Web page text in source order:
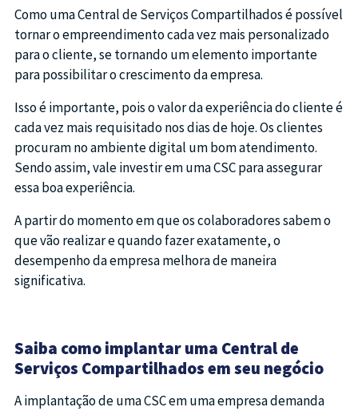
Como uma Central de Serviços Compartilhados é possível
tornar o empreendimento cada vez mais personalizado
para o cliente, se tornando um elemento importante
para possibilitar o crescimento da empresa.
Isso é importante, pois o valor da experiência do cliente é
cada vez mais requisitado nos dias de hoje. Os clientes
procuram no ambiente digital um bom atendimento.
Sendo assim, vale investir em uma CSC para assegurar
essa boa experiência.
A partir do momento em que os colaboradores sabem o
que vão realizar e quando fazer exatamente, o
desempenho da empresa melhora de maneira
significativa.
Saiba como implantar uma Central de
Serviços Compartilhados em seu negócio
A implantação de uma CSC em uma empresa demanda